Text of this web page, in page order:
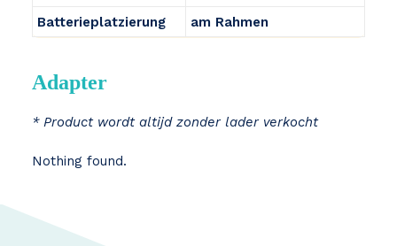
Batterieplatzierung
am Rahmen
Adapter
* Product wordt altijd zonder lader verkocht
Nothing found.